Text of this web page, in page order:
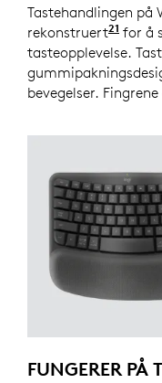
Tastehandlingen på
rekonstruert21 for å
tasteopplevelse.
bevegelser.
FUNGERER PÅ